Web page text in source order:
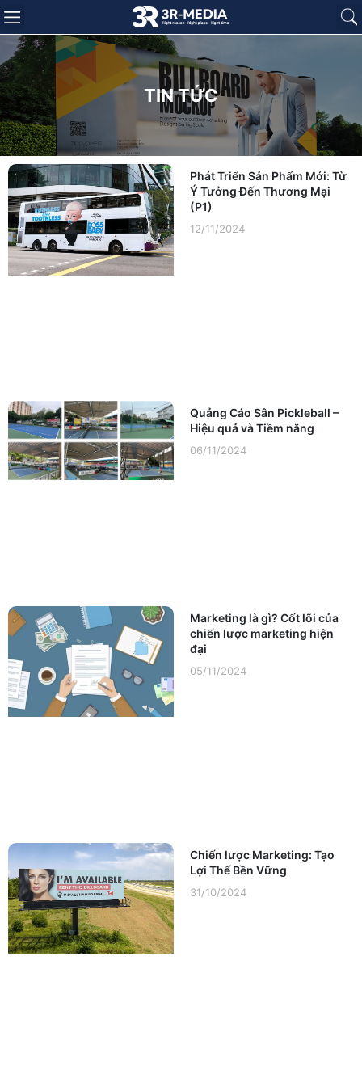
TIN TỨC
Phát Triển Sản Phẩm Mới: Từ
Ý Tưởng Đến Thương Mại
(P1)
12/11/2024
Quảng Cáo Sân Pickleball –
Hiệu quả và Tiềm năng
06/11/2024
Marketing là gì? Cốt lõi của
chiến lược marketing hiện
đại
05/11/2024
Chiến lược Marketing: Tạo
Lợi Thế Bền Vững
31/10/2024